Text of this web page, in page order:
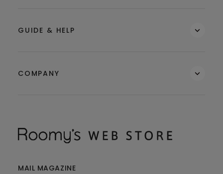
GUIDE & HELP
COMPANY
MAIL MAGAZINE